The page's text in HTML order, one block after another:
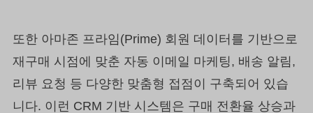
또한 아마존 프라임(Prime) 회원 데이터를 기반으로
재구매 시점에 맞춘 자동 이메일 마케팅, 배송 알림,
리뷰 요청 등 다양한 맞춤형 접점이 구축되어 있습
니다. 이런 CRM 기반 시스템은 구매 전환율 상승과